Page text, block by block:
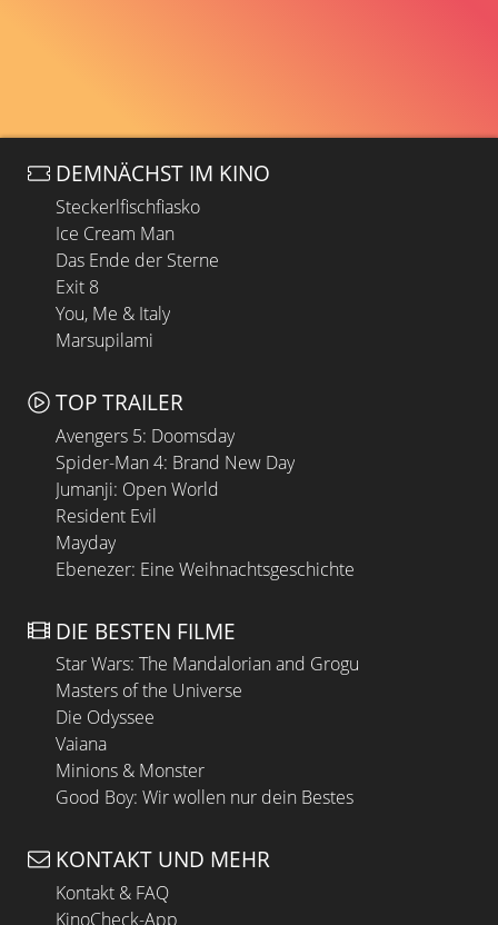
DEMNÄCHST IM KINO
Steckerlfischfiasko
Ice Cream Man
Das Ende der Sterne
Exit 8
You, Me & Italy
Marsupilami
TOP TRAILER
Avengers 5: Doomsday
Spider-Man 4: Brand New Day
Jumanji: Open World
Resident Evil
Mayday
Ebenezer: Eine Weihnachtsgeschichte
DIE BESTEN FILME
Star Wars: The Mandalorian and Grogu
Masters of the Universe
Die Odyssee
Vaiana
Minions & Monster
Good Boy: Wir wollen nur dein Bestes
KONTAKT UND MEHR
Kontakt & FAQ
KinoCheck-App